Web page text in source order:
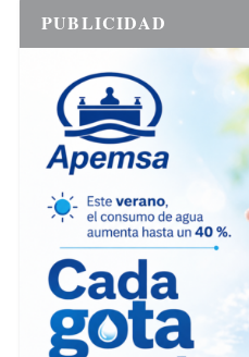
PUBLICIDAD